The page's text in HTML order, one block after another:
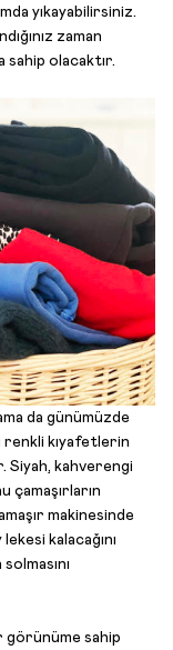
yıkayabilirsiniz.
zaman
sahip olacaktır.
da günümüzde
renkli kıyafetlerin
Siyah, kahverengi
çamaşırların
makinesinde
kalacağını
görünüme sahip